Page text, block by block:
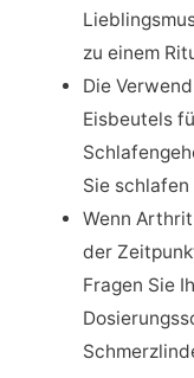
zu einem
Die
Eisbeutels
Sie schlafen
Wenn
der
Fragen Sie